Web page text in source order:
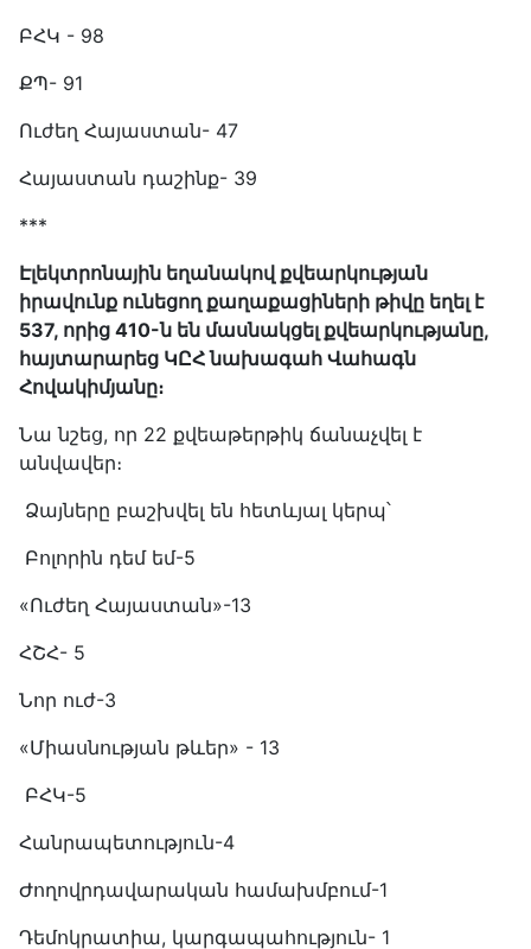
ԲՀԿ - 98
ՔՊ- 91
Ուժեղ Հայաստան- 47
Հայաստան դաշինք- 39
***
Էլեկտրոնային եղանակով քվեարկության
իրավունք ունեցող քաղաքացիների թիվը եղել է
537, որից 410-ն են մասնակցել քվեարկությանը,
հայտարարեց ԿԸՀ նախագահ Վահագն
Հովակիմյանը։
Նա նշեց, որ 22 քվեաթերթիկ ճանաչվել է
անվավեր։
Ձայները բաշխվել են հետևյալ կերպ՝
Բոլորին դեմ եմ-5
«Ուժեղ Հայաստան»-13
ՀՇՀ- 5
Նոր ուժ-3
«Միասնության թևեր» - 13
ԲՀԿ-5
Հանրապետություն-4
Ժողովրդավարական համախմբում-1
Դեմոկրատիա, կարգապահություն- 1